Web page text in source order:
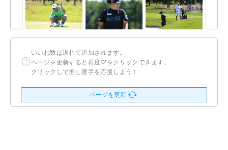
いいね数は遅れて追加されます。
ページを更新すると再度♡をクリックできます。
クリックして推し選手を応援しよう！
ページを更新